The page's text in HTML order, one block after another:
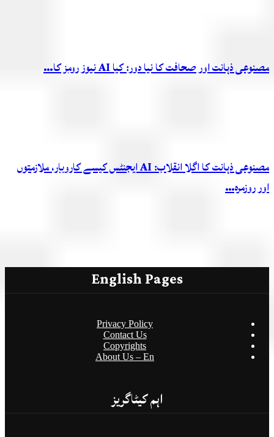
مصنوعی ذہانت اور صحافت کا نیا دور: کیا AI نیوز رومز کا…
مصنوعی ذہانت کا اگلا انقلاب: AI ایجنٹس کیسے کاروبار، ملازمتوں
اور روزمرہ…
English Pages
Privacy Policy
Contact Us
Copyrights
About Us – En
اہم کیٹاگریز